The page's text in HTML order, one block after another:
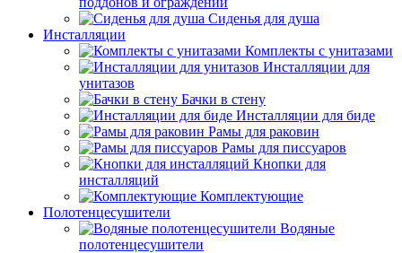
Сиденья для душа
Инсталляции
Комплекты с унитазами
Инсталляции для
унитазов
Бачки в стену
Инсталляции для биде
Рамы для раковин
Рамы для писсуаров
Кнопки для
инсталляций
Комплектующие
Полотенцесушители
Водяные
полотенцесушители